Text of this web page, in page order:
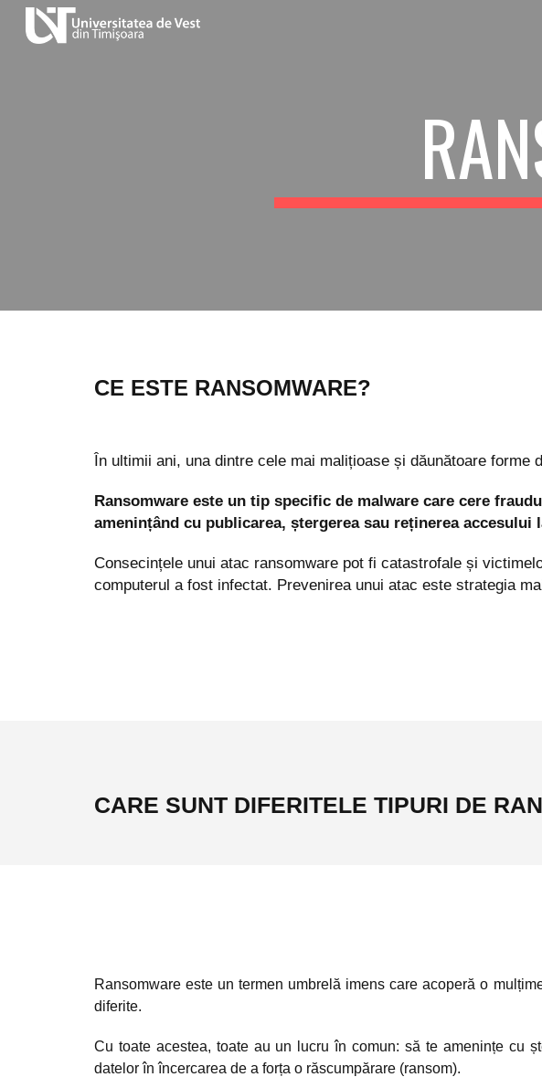
CE ESTE RANSOMWARE?
În ultimii ani, una dintre cele mai malițioase și dăunătoare forme
Ransomware este un tip specific de malware care cere
amenințând cu publicarea, ștergerea sau reținerea accesului
Consecințele unui atac ransomware pot fi catastrofale și
computerul a fost infectat. Prevenirea unui atac este strategia
CARE SUNT DIFERITELE TIPURI DE
Ransomware este un termen umbrelă imens care acoperă o
diferite.
Cu toate acestea, toate au un lucru în comun: să te amenințe cu
datelor în încercarea de a forța o răscumpărare (ransom).